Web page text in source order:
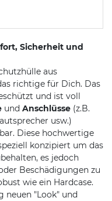
Sicherheit und
aus
richtige für Dich. Das
und ist voll
und Anschlüsse (z.B.
usw.)
Diese hochwertige
konzipiert um das
es jedoch
Beschädigungen zu
wie ein Hardcase.
neuen "Look" und